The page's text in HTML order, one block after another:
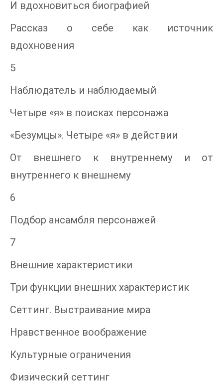
И вдохновиться биографией
Рассказ о себе как источник
вдохновения
5
Наблюдатель и наблюдаемый
Четыре «я» в поисках персонажа
«Безумцы». Четыре «я» в действии
От внешнего к внутреннему и от
внутреннего к внешнему
6
Подбор ансамбля персонажей
7
Внешние характеристики
Три функции внешних характеристик
Сеттинг. Выстраивание мира
Нравственное воображение
Культурные ограничения
Физический сеттинг